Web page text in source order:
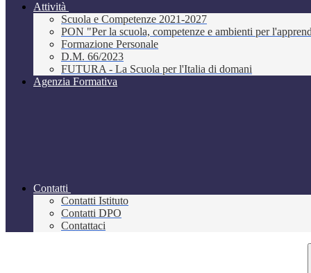
Attività
Scuola e Competenze 2021-2027
PON "Per la scuola, competenze e ambienti per
Formazione Personale
D.M. 66/2023
FUTURA - La Scuola per l'Italia di domani
Agenzia Formativa
Contatti
Contatti Istituto
Contatti DPO
Contattaci